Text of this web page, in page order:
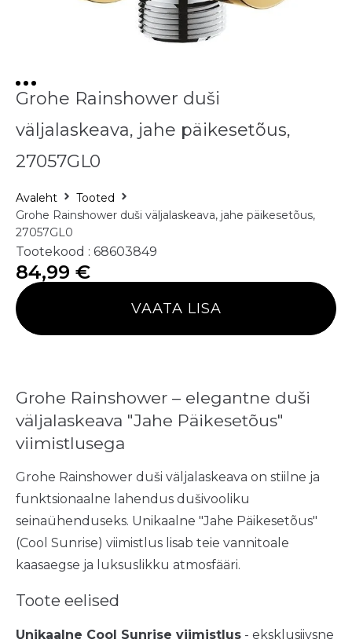
Grohe Rainshower duši
väljalaskeava, jahe päikesetõus,
27057GL0
Avaleht
Tooted
Grohe Rainshower duši väljalaskeava, jahe päikesetõus,
27057GL0
Tootekood : 68603849
84,99 €
VAATA LISA
Grohe Rainshower – elegantne duši
väljalaskeava "Jahe Päikesetõus"
viimistlusega
Grohe Rainshower duši väljalaskeava on stiilne ja
funktsionaalne lahendus dušivooliku
seinaühenduseks. Unikaalne "Jahe Päikesetõus"
(Cool Sunrise) viimistlus lisab teie vannitoale
kaasaegse ja luksuslikku atmosfääri.
Toote eelised
Unikaalne Cool Sunrise viimistlus - eksklusiivsne